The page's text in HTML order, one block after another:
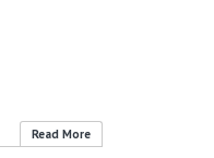
Read More